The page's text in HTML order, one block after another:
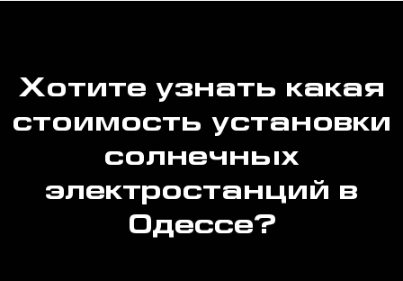
Хотите узнать какая
стоимость установки
солнечных
электростанций в
Одессе?